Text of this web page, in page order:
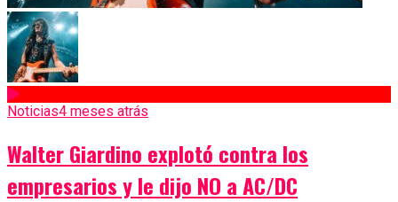
Noticias4 meses atrás
Walter Giardino explotó contra los
empresarios y le dijo NO a AC/DC